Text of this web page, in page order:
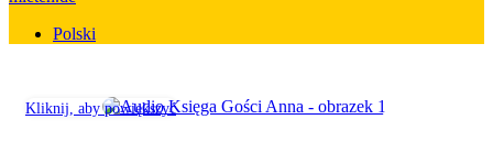
Polski
Kliknij, aby powiększyć